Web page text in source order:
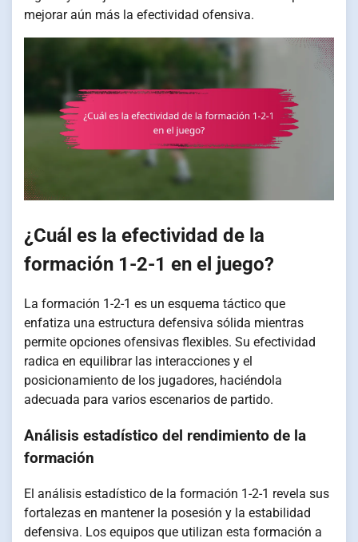
mejorar aún más la efectividad ofensiva.
¿Cuál es la efectividad de la
formación 1-2-1 en el juego?
La formación 1-2-1 es un esquema táctico que
enfatiza una estructura defensiva sólida mientras
permite opciones ofensivas flexibles. Su efectividad
radica en equilibrar las interacciones y el
posicionamiento de los jugadores, haciéndola
adecuada para varios escenarios de partido.
Análisis estadístico del rendimiento de la
formación
El análisis estadístico de la formación 1-2-1 revela sus
fortalezas en mantener la posesión y la estabilidad
defensiva. Los equipos que utilizan esta formación a